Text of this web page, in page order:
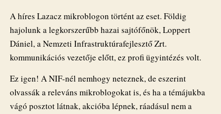
A híres Lazacz mikroblogon történt az eset. Földig
hajolunk a legkorszerűbb hazai sajtófőnök, Loppert
Dániel, a Nemzeti Infrastruktúrafejlesztő Zrt.
kommunikációs vezetője előtt, ez profi ügyintézés volt.
Ez igen! A NIF-nél nemhogy neteznek, de eszerint
olvassák a releváns mikroblogokat is, és ha a témájukba
vágó posztot látnak, akcióba lépnek, ráadásul nem a